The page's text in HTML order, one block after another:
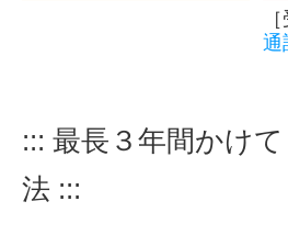
通
::: 最長３年間かけ
法 :::